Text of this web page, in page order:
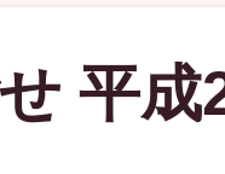
平成